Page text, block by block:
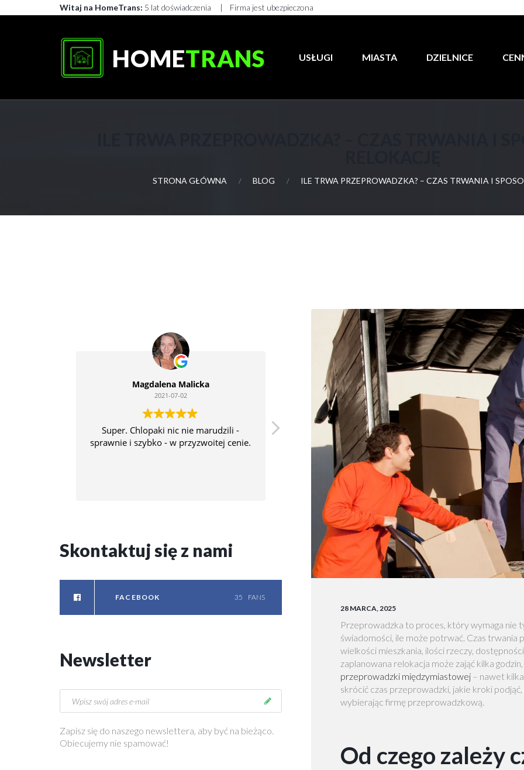
Witaj na HomeTrans: 5 lat doświadczenia Firma jest ubezpieczona
HOMETRANS USŁUGI MIASTA DZIELNICE
STRONA GŁÓWNA BLOG ILE TRWA PRZEPROWADZKA? – CZAS TRWANIA I
28 MARCA, 2025
Przeprowadzka to proces, który wymaga nie
świadomości, ile może potrwać. Czas trwania
wielkości mieszkania, ilości rzeczy,
zaplanowana relokacja może zająć kilka
przeprowadzki międzymiastowej– nawet
skrócić czas przeprowadzki, jakie kroki
wybierając firmę przeprowadzkową.
Od czego zależy
Magdalena Malicka
2021-07-02
Super. Chlopaki nic nie marudzili -
sprawnie i szybko - w przyzwoitej cenie.
Nati Nati
2021-07-01
Gorąco polecam. Bardzo miła obsługa.
Meble zabezpieczone do transportu.
Krótkie terminy realizacji.
100%
Skontaktujsięz nami
FACEBOOK 35 FANS
Newsletter
Zapisz się do naszego newslettera, aby być na bieżąco.
Obiecujemy nie spamować!